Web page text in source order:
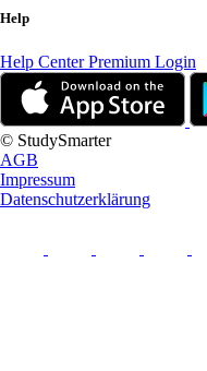
Help
Help CenterPremium Login
© StudySmarter
AGB
Impressum
Datenschutzerklärung